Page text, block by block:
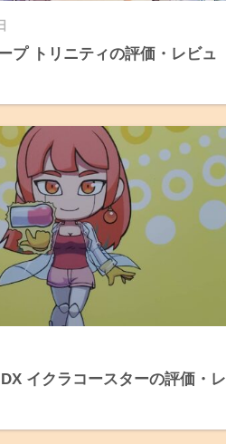
プ トリニティの評価・レビュ
イクラコースターの評価・レ